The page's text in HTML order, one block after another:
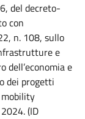
del decreto-
con
n. 108, sullo
e
dell’economia e
dei progetti
(ID